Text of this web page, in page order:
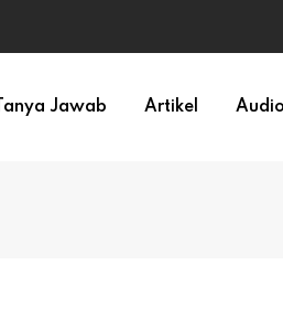
Tanya Jawab Artikel Audio